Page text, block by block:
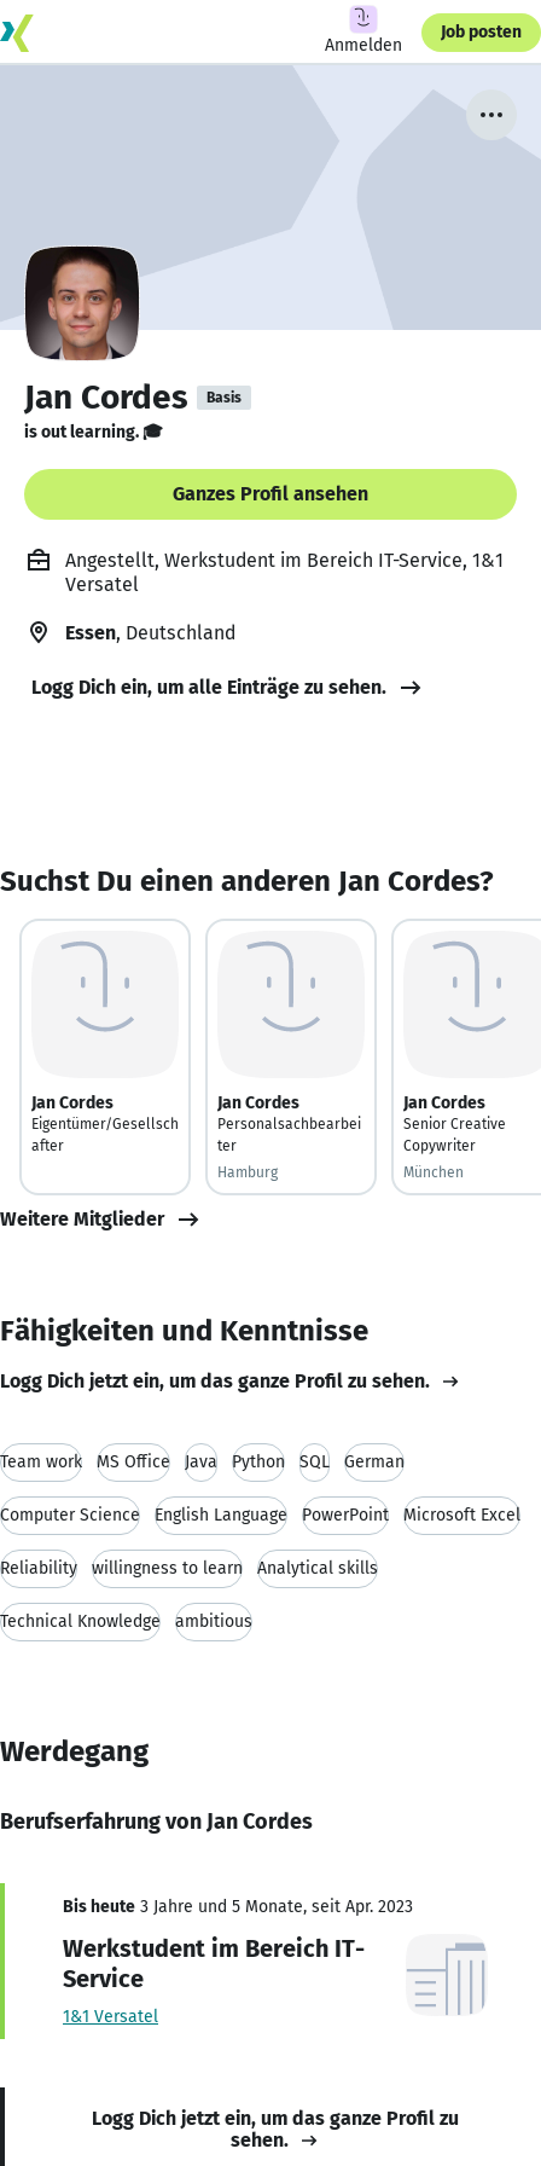
Anmelden
Job posten
Jan Cordes Basis
is out learning. 🎓
Ganzes Profil ansehen
Angestellt, Werkstudent im Bereich IT-Service, 1&1
Versatel
Essen, Deutschland
Logg Dich ein, um alle Einträge zu sehen.
Suchst Du einen anderen Jan Cordes?
Jan Cordes
Eigentümer/Gesellsch
after
Jan Cordes
Personalsachbearbei
ter
Hamburg
Jan Cordes
Senior Creative
Copywriter
München
Weitere Mitglieder
Fähigkeiten und Kenntnisse
Logg Dich jetzt ein, um das ganze Profil zu sehen.
Team work MS Office Java Python SQL German
Computer Science English Language PowerPoint Microsoft Excel
Reliability willingness to learn Analytical skills
Technical Knowledge ambitious
Werdegang
Berufserfahrung von Jan Cordes
Bis heute 3 Jahre und 5 Monate, seit Apr. 2023
Werkstudent im Bereich IT-
Service
1&1 Versatel
Logg Dich jetzt ein, um das ganze Profil zu
sehen.